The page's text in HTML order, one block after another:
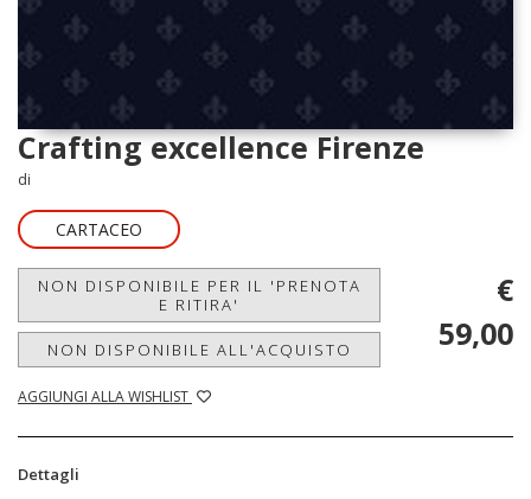
Crafting excellence Firenze
di
CARTACEO
NON DISPONIBILE PER IL 'PRENOTA
E RITIRA'
NON DISPONIBILE ALL'ACQUISTO
AGGIUNGI ALLA WISHLIST
€
59,00
Dettagli